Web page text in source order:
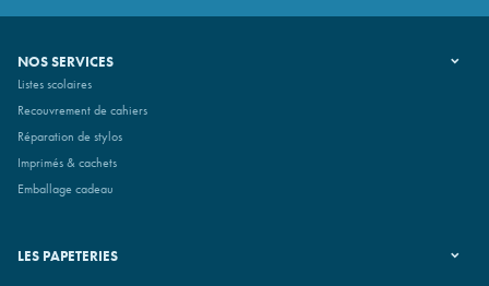
NOS SERVICES
Listes scolaires
Recouvrement de cahiers
Réparation de stylos
Imprimés & cachets
Emballage cadeau
LES PAPETERIES